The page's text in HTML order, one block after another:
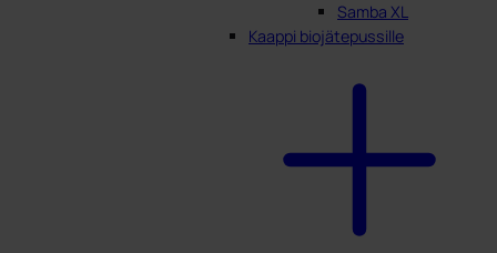
Samba XL
Kaappi biojätepussille